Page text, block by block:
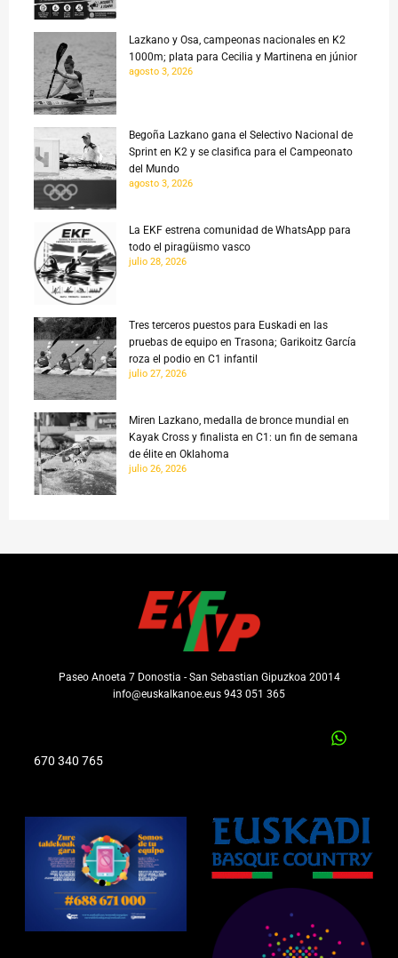
Lazkano y Osa, campeonas nacionales en K2
1000m; plata para Cecilia y Martinena en júnior
agosto 3, 2026
Begoña Lazkano gana el Selectivo Nacional de
Sprint en K2 y se clasifica para el Campeonato
del Mundo
agosto 3, 2026
La EKF estrena comunidad de WhatsApp para
todo el piragüismo vasco
julio 28, 2026
Tres terceros puestos para Euskadi en las
pruebas de equipo en Trasona; Garikoitz García
roza el podio en C1 infantil
julio 27, 2026
Miren Lazkano, medalla de bronce mundial en
Kayak Cross y finalista en C1: un fin de semana
de élite en Oklahoma
julio 26, 2026
Paseo Anoeta 7 Donostia - San Sebastian Gipuzkoa 20014
info@euskalkanoe.eus 943 051 365
670 340 765